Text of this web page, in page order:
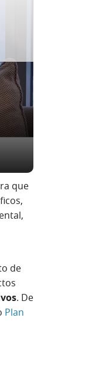
de
". Y
que
de
. De
Plan